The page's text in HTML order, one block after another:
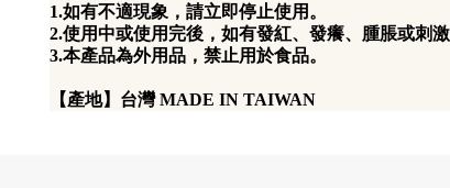
1.如有不適現象，請立即停止使用。
2.使用中或使用完後，如有發紅、發癢、腫脹或刺
3.本產品為外用品，禁止用於食品。
【產地】台灣 MADE IN TAIWAN